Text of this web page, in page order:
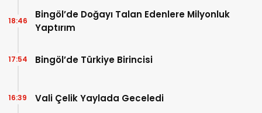
Bingöl’de Doğayı Talan Edenlere Milyonluk
Yaptırım
18:46
Bingöl’de Türkiye Birincisi
17:54
Vali Çelik Yaylada Geceledi
16:39